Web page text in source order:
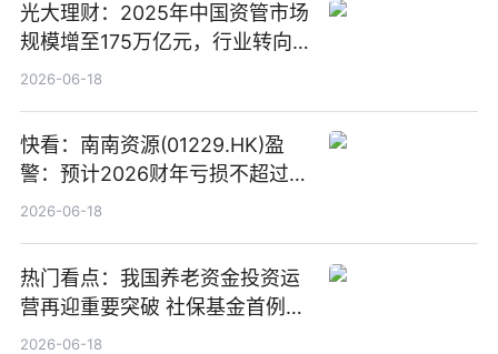
光大理财：2025年中国资管市场
规模增至175万亿元，行业转向
“量质并重”
2026-06-18
快看：南南资源(01229.HK)盈
警：预计2026财年亏损不超过
1000万港元
2026-06-18
热门看点：我国养老资金投资运
营再迎重要突破 社保基金首例期
货账户完成开立
2026-06-18